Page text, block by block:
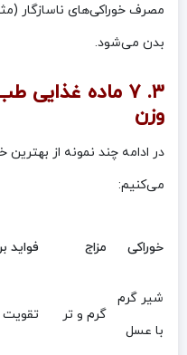
مصرف خوراکی‌های ناسازگار
بدن می‌شود.
۳. ۷ ماده
وزن
در ادامه چند نمونه از
می‌کنیم:
خوراکی مزاج فواید
شیر گرم
با عسل
گرم و تر تقویت